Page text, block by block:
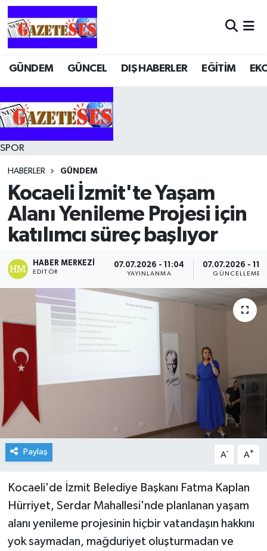
GÜNDEM GÜNCEL DIŞ HABERLER EĞİTİM
SPOR
HABERLER GÜNDEM
Kocaeli İzmit'te Yaşam
Alanı Yenileme Projesi için
katılımcı süreç başlıyor
HABER MERKEZI
EDITÖR
07.07.2026 - 11:04
YAYINLANMA
07.07.2026 -
GÜNCELLEME
Paylaş A- A+
Kocaeli'de İzmit Belediye Başkanı Fatma Kaplan
Hürriyet, Serdar Mahallesi'nde planlanan yaşam
alanı yenileme projesinin hiçbir vatandaşın hakkını
yok saymadan, mağduriyet oluşturmadan ve